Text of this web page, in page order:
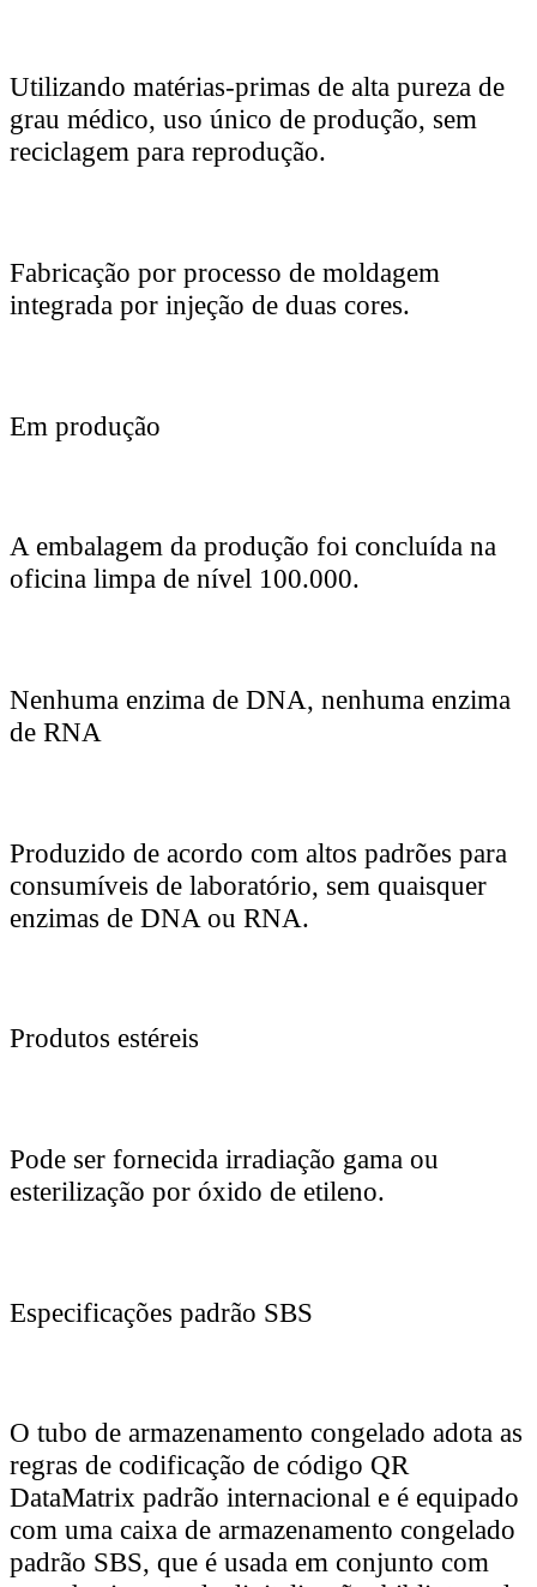
Utilizando matérias-primas de alta pureza de
grau médico, uso único de produção, sem
reciclagem para reprodução.
Fabricação por processo de moldagem
integrada por injeção de duas cores.
Em produção
A embalagem da produção foi concluída na
oficina limpa de nível 100.000.
Nenhuma enzima de DNA, nenhuma enzima
de RNA
Produzido de acordo com altos padrões para
consumíveis de laboratório, sem quaisquer
enzimas de DNA ou RNA.
Produtos estéreis
Pode ser fornecida irradiação gama ou
esterilização por óxido de etileno.
Especificações padrão SBS
O tubo de armazenamento congelado adota as
regras de codificação de código QR
DataMatrix padrão internacional e é equipado
com uma caixa de armazenamento congelado
padrão SBS, que é usada em conjunto com